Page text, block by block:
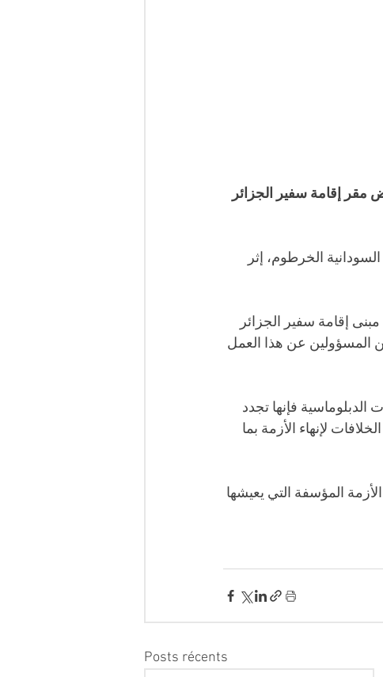
مقر إقامة سفير الجزائر
الخرطوم، إثر
إقامة سفير الجزائر
المسؤولين عن هذا العمل
الدبلوماسية فإنها تجدد
لإنهاء الأزمة بما
المؤسفة التي يعيشها
Posts récents